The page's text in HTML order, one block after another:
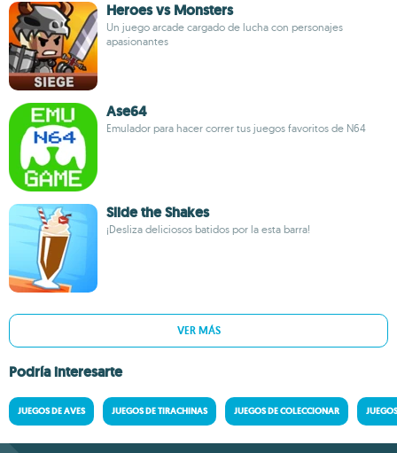
Heroes vs Monsters
Un juego arcade cargado de lucha con personajes
apasionantes
Ase64
Emulador para hacer correr tus juegos favoritos de N64
Slide the Shakes
¡Desliza deliciosos batidos por la esta barra!
VER MÁS
Podría interesarte
JUEGOS DE AVES JUEGOS DE TIRACHINAS JUEGOS DE COLECCIONAR